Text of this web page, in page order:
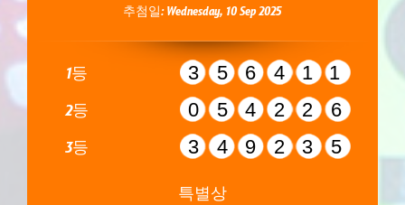
추첨일: Wednesday, 10 Sep 2025
1등 356411
2등 054226
3등 349235
특별상